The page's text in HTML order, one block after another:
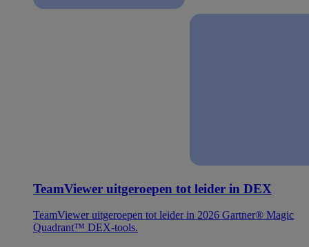
TeamViewer uitgeroepen tot leider in DEX
TeamViewer uitgeroepen tot leider in 2026 Gartner® Magic
Quadrant™ DEX-tools.